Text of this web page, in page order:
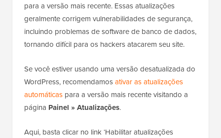
para a versão mais recente. Essas atualizações
geralmente corrigem vulnerabilidades de segurança,
incluindo problemas de software de banco de dados,
tornando difícil para os hackers atacarem seu site.
Se você estiver usando uma versão desatualizada do
WordPress, recomendamosativar as atualizações
automáticas para a versão mais recente visitando a
página Painel » Atualizações.
Aqui, basta clicar no link ‘Habilitar atualizações